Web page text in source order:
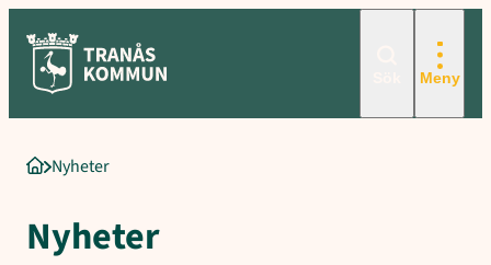
innehåll
Meny
Startsida
Nyheter
Nyheter